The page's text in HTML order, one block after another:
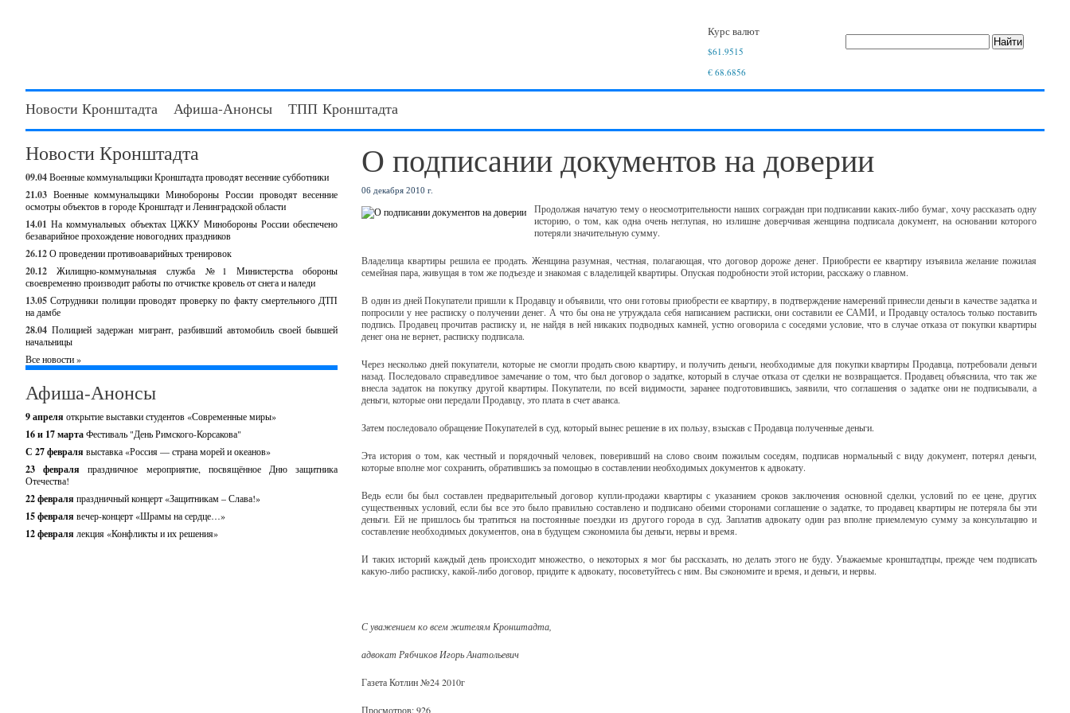
Курс валют
$61.9515
€ 68.6856
Новости Кронштадта Афиша-Анонсы ТПП Кронштадта
Новости Кронштадта
09.04Военные коммунальщики Кронштадта проводят весенние субботники
21.03 Военные коммунальщики Минобороны России проводят весенние
осмотры объектов в городе Кронштадт и Ленинградской области
14.01 На коммунальных объектах ЦЖКУ Минобороны России обеспечено
безаварийное прохождение новогодних праздников
26.12О проведении противоаварийных тренировок
20.12
Жилищно-коммунальная служба №1 Министерства обороны
своевременно производит работы по отчистке кровель от снега и наледи
13.05 Сотрудники полиции проводят проверку по факту смертельного ДТП
на дамбе
28.04 Полицией задержан мигрант, разбивший автомобиль своей бывшей
начальницы
Все новости »
Афиша-Анонсы
9 апреля открытие выставки студентов «Современные миры»
16 и 17 мартаФестиваль "День Римского-Корсакова"
С 27 февраля выставка «Россия — страна морей и океанов»
23 февраляпраздничное мероприятие, посвящённое Дню защитника
Отечества!
22 февраля праздничный концерт «Защитникам – Слава!»
15 февраля вечер-концерт «Шрамы на сердце…»
12 февраля лекция «Конфликты и их решения»
О подписании документов на доверии
06 декабря 2010 г.
Продолжая начатую тему о неосмотрительности наших сограждан при подписании каких-либо бумаг, хочу рассказать одну
историю, о том, как одна очень неглупая, но излишне доверчивая женщина подписала документ, на основании которого
потеряли значительную сумму.
Владелица квартиры решила ее продать. Женщина разумная, честная, полагающая, что договор дороже денег. Приобрести ее квартиру изъявила желание пожилая
семейная пара, живущая в том же подъезде и знакомая с владелицей квартиры. Опуская подробности этой истории, расскажу о главном.
В один из дней Покупатели пришли к Продавцу и объявили, что они готовы приобрести ее квартиру, в подтверждение намерений принесли деньги в качестве задатка и
попросили у нее расписку о получении денег. А что бы она не утруждала себя написанием расписки, они составили ее САМИ, и Продавцу осталось только поставить
подпись. Продавец прочитав расписку и, не найдя в ней никаких подводных камней, устно оговорила с соседями условие, что в случае отказа от покупки квартиры
денег она не вернет, расписку подписала.
Через несколько дней покупатели, которые не смогли продать свою квартиру, и получить деньги, необходимые для покупки квартиры Продавца, потребовали деньги
назад. Последовало справедливое замечание о том, что был договор о задатке, который в случае отказа от сделки не возвращается. Продавец объяснила, что так же
внесла задаток на покупку другой квартиры. Покупатели, по всей видимости, заранее подготовившись, заявили, что соглашения о задатке они не подписывали, а
деньги, которые они передали Продавцу, это плата в счет аванса.
Затем последовало обращение Покупателей в суд, который вынес решение в их пользу, взыскав с Продавца полученные деньги.
Эта история о том, как честный и порядочный человек, поверивший на слово своим пожилым соседям, подписав нормальный с виду документ, потерял деньги,
которые вполне мог сохранить, обратившись за помощью в составлении необходимых документов к адвокату.
Ведь если бы был составлен предварительный договор купли-продажи квартиры с указанием сроков заключения основной сделки, условий по ее цене, других
существенных условий, если бы все это было правильно составлено и подписано обеими сторонами соглашение о задатке, то продавец квартиры не потеряла бы эти
деньги. Ей не пришлось бы тратиться на постоянные поездки из другого города в суд. Заплатив адвокату один раз вполне приемлемую сумму за консультацию и
составление необходимых документов, она в будущем сэкономила бы деньги, нервы и время.
И таких историй каждый день происходит множество, о некоторых я мог бы рассказать, но делать этого не буду. Уважаемые кронштадтцы, прежде чем подписать
какую-либо расписку, какой-либо договор, придите к адвокату, посоветуйтесь с ним. Вы сэкономите и время, и деньги, и нервы.
С уважением ко всем жителям Кронштадта,
адвокат Рябчиков Игорь Анатольевич
Газета Котлин №24 2010г
Просмотров: 926